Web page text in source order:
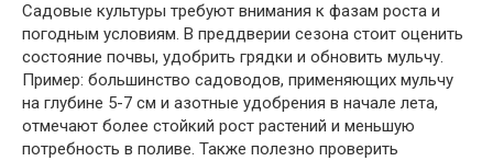
Садовые культуры требуют внимания к фазам роста и
погодным условиям. В преддверии сезона стоит оценить
состояние почвы, удобрить грядки и обновить мульчу.
Пример: большинство садоводов, применяющих мульчу
на глубине 5-7 см и азотные удобрения в начале лета,
отмечают более стойкий рост растений и меньшую
потребность в поливе. Также полезно проверить